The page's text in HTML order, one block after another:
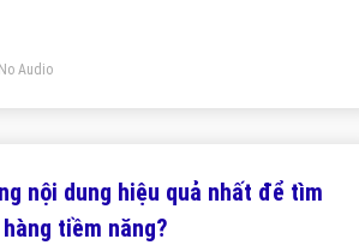
Audio
nội dung hiệu quả nhất để tìm
tiềm năng?